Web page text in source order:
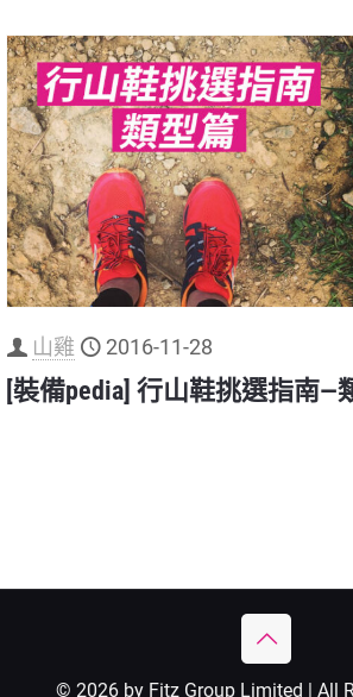
山雞 2016-11-28
[裝備pedia] 行山鞋挑選指南—
© 2026 by Fitz Group Limited | All